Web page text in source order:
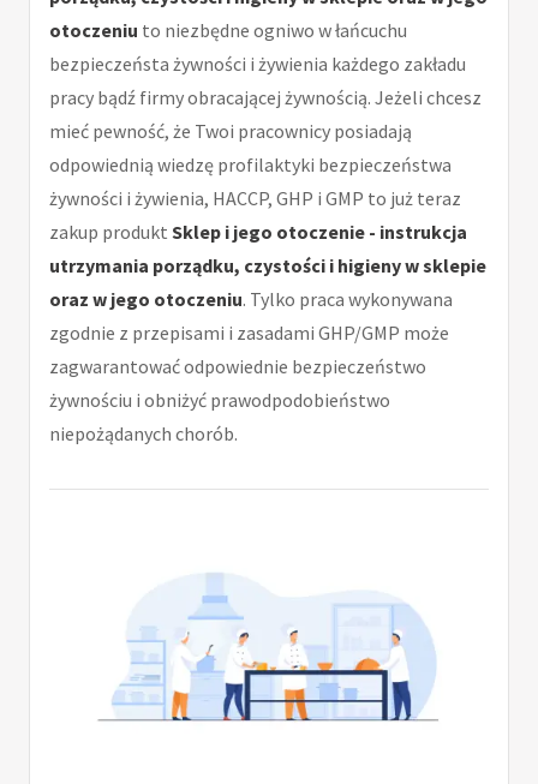
otoczeniu to niezbędne ogniwo w łańcuchu
bezpieczeństa żywności i żywienia każdego zakładu
pracy bądź firmy obracającej żywnością. Jeżeli chcesz
mieć pewność, że Twoi pracownicy posiadają
odpowiednią wiedzę profilaktyki bezpieczeństwa
żywności i żywienia, HACCP, GHP i GMP to już teraz
zakup produkt Sklep i jego otoczenie - instrukcja
utrzymania porządku, czystości i higieny w sklepie
oraz w jego otoczeniu. Tylko praca wykonywana
zgodnie z przepisami i zasadami GHP/GMP może
zagwarantować odpowiednie bezpieczeństwo
żywnościu i obniżyć prawodpodobieństwo
niepożądanych chorób.